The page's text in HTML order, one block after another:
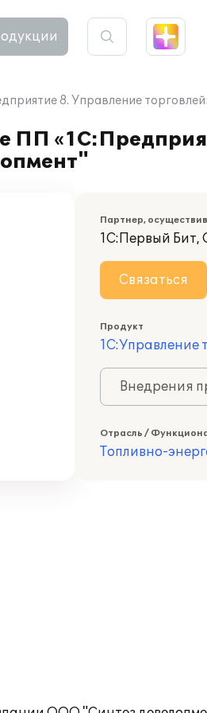
8. Управление
ПП
Партнер,
1С:Первый Бит,
Связаться
Продукт
1С:Управление
Внедрения
Отрасль /
Топливно-